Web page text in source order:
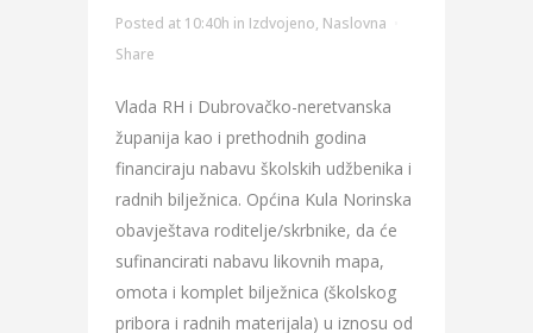
Posted at 10:40h in Izdvojeno, Naslovna
Share
Vlada RH i Dubrovačko-neretvanska
županija kao i prethodnih godina
financiraju nabavu školskih udžbenika i
radnih bilježnica. Općina Kula Norinska
obavještava roditelje/skrbnike, da će
sufinancirati nabavu likovnih mapa,
omota i komplet bilježnica (školskog
pribora i radnih materijala) u iznosu od